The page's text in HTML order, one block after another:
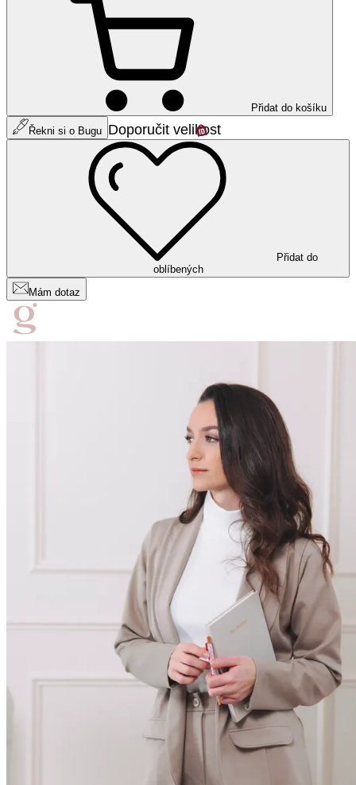
Přidat do košíku
Řekni si o Bugu Doporučit velikost
Přidat do
oblíbených
Mám dotaz